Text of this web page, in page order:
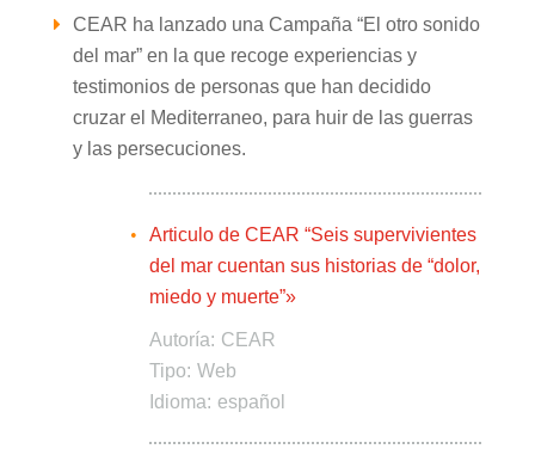
CEAR ha lanzado una Campaña “El otro sonido
del mar” en la que recoge experiencias y
testimonios de personas que han decidido
cruzar el Mediterraneo, para huir de las guerras
y las persecuciones.
Articulo de CEAR “Seis supervivientes
del mar cuentan sus historias de “dolor,
miedo y muerte”»
Autoría: CEAR
Tipo: Web
Idioma: español